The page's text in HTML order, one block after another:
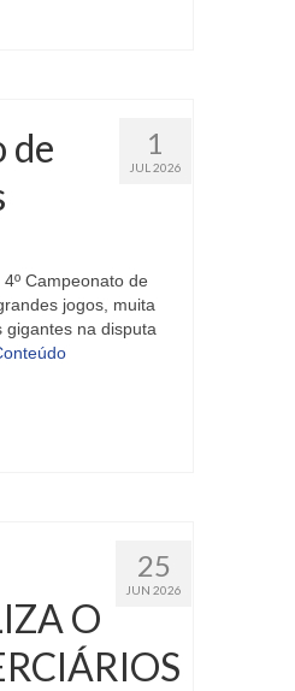
1
JUL 2026
de
Campeonato de
jogos, muita
na disputa
25
JUN 2026
O